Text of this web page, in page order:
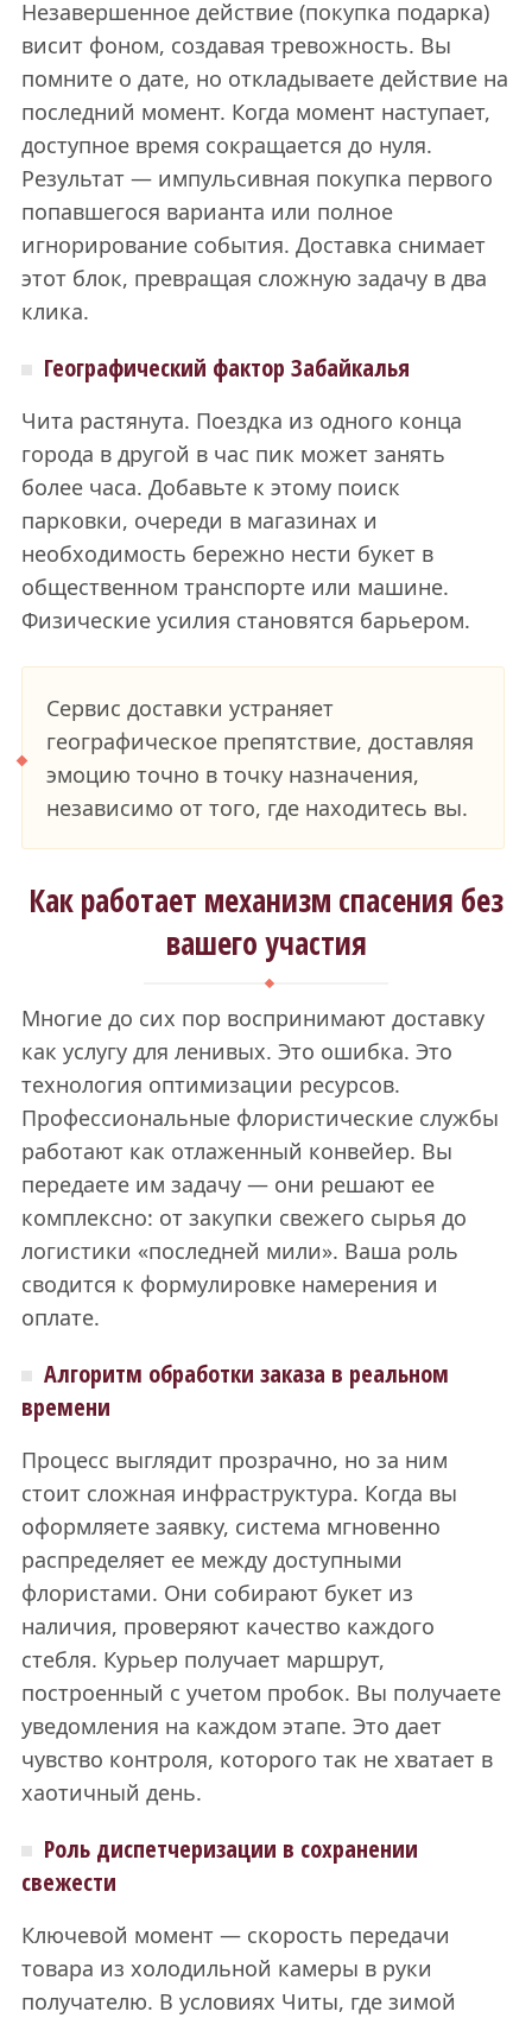
Незавершенное действие (покупка подарка)
висит фоном, создавая тревожность. Вы
помните о дате, но откладываете действие на
последний момент. Когда момент наступает,
доступное время сокращается до нуля.
Результат — импульсивная покупка первого
попавшегося варианта или полное
игнорирование события. Доставка снимает
этот блок, превращая сложную задачу в два
клика.
Географический фактор Забайкалья
Чита растянута. Поездка из одного конца
города в другой в час пик может занять
более часа. Добавьте к этому поиск
парковки, очереди в магазинах и
необходимость бережно нести букет в
общественном транспорте или машине.
Физические усилия становятся барьером.
Сервис доставки устраняет
географическое препятствие, доставляя
эмоцию точно в точку назначения,
независимо от того, где находитесь вы.
Как работает механизм спасения без
вашего участия
Многие до сих пор воспринимают доставку
как услугу для ленивых. Это ошибка. Это
технология оптимизации ресурсов.
Профессиональные флористические службы
работают как отлаженный конвейер. Вы
передаете им задачу — они решают ее
комплексно: от закупки свежего сырья до
логистики «последней мили». Ваша роль
сводится к формулировке намерения и
оплате.
Алгоритм обработки заказа в реальном
времени
Процесс выглядит прозрачно, но за ним
стоит сложная инфраструктура. Когда вы
оформляете заявку, система мгновенно
распределяет ее между доступными
флористами. Они собирают букет из
наличия, проверяют качество каждого
стебля. Курьер получает маршрут,
построенный с учетом пробок. Вы получаете
уведомления на каждом этапе. Это дает
чувство контроля, которого так не хватает в
хаотичный день.
Роль диспетчеризации в сохранении
свежести
Ключевой момент — скорость передачи
товара из холодильной камеры в руки
получателю. В условиях Читы, где зимой